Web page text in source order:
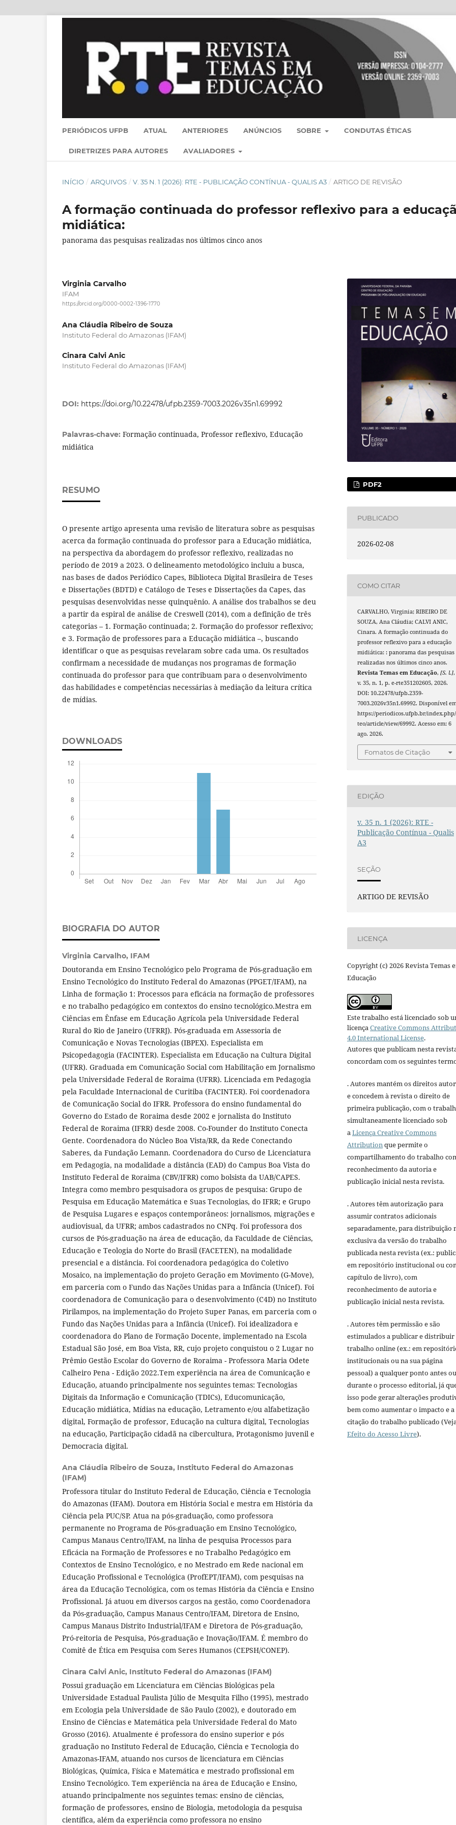
PERIÓDICOS UFPB ATUAL ANTERIORES ANÚNCIOS SOBRE CONDUTAS ÉTICAS
DIRETRIZES PARA AUTORES AVALIADORES
INÍCIO / ARQUIVOS / V. 35 N. 1 (2026): RTE - PUBLICAÇÃO CONTÍNUA - QUALIS A3 / ARTIGO DE REVISÃO
A formação continuada do professor reflexivo para a
midiática:
panorama das pesquisas realizadas nos últimos cinco anos
Virginia Carvalho
IFAM
https://orcid.org/0000-0002-1396-1770
Ana Cláudia Ribeiro de Souza
Instituto Federal do Amazonas (IFAM)
Cinara Calvi Anic
Instituto Federal do Amazonas (IFAM)
DOI: https://doi.org/10.22478/ufpb.2359-7003.2026v35n1.69992
Palavras-chave: Formação continuada, Professor reflexivo, Educação
midiática
RESUMO
O presente artigo apresenta uma revisão de literatura sobre as pesquisas
acerca da formação continuada do professor para a Educação midiática,
na perspectiva da abordagem do professor reflexivo, realizadas no
período de 2019 a 2023. O delineamento metodológico incluiu a busca,
nas bases de dados Periódico Capes, Biblioteca Digital Brasileira de Teses
e Dissertações (BDTD) e Catálogo de Teses e Dissertações da Capes, das
pesquisas desenvolvidas nesse quinquênio. A análise dos trabalhos se deu
a partir da espiral de análise de Creswell (2014), com a definição de três
categorias – 1. Formação continuada; 2. Formação do professor reflexivo;
e 3. Formação de professores para a Educação midiática –, buscando
identificar o que as pesquisas revelaram sobre cada uma. Os resultados
confirmam a necessidade de mudanças nos programas de formação
continuada do professor para que contribuam para o desenvolvimento
das habilidades e competências necessárias à mediação da leitura crítica
de mídias.
DOWNLOADS
BIOGRAFIA DO AUTOR
Virginia Carvalho, IFAM
Doutoranda em Ensino Tecnológico pelo Programa de Pós-graduação em
Ensino Tecnológico do Instituto Federal do Amazonas (PPGET/IFAM), na
Linha de formação 1: Processos para eficácia na formação de professores
e no trabalho pedagógico em contextos do ensino tecnológico.Mestra em
Ciências em Ênfase em Educação Agrícola pela Universidade Federal
Rural do Rio de Janeiro (UFRRJ). Pós-graduada em Assessoria de
Comunicação e Novas Tecnologias (IBPEX). Especialista em
Psicopedagogia (FACINTER). Especialista em Educação na Cultura Digital
(UFRR). Graduada em Comunicação Social com Habilitação em Jornalismo
pela Universidade Federal de Roraima (UFRR). Licenciada em Pedagogia
pela Faculdade Internacional de Curitiba (FACINTER). Foi coordenadora
de Comunicação Social do IFRR. Professora do ensino fundamental do
Governo do Estado de Roraima desde 2002 e jornalista do Instituto
Federal de Roraima (IFRR) desde 2008. Co-Founder do Instituto Conecta
Gente. Coordenadora do Núcleo Boa Vista/RR, da Rede Conectando
Saberes, da Fundação Lemann. Coordenadora do Curso de Licenciatura
em Pedagogia, na modalidade a distância (EAD) do Campus Boa Vista do
Instituto Federal de Roraima (CBV/IFRR) como bolsista da UAB/CAPES.
Integra como membro pesquisadora os grupos de pesquisa: Grupo de
Pesquisa em Educação Matemática e Suas Tecnologias, do IFRR; e Grupo
de Pesquisa Lugares e espaços contemporâneos: jornalismos, migrações e
audiovisual, da UFRR; ambos cadastrados no CNPq. Foi professora dos
cursos de Pós-graduação na área de educação, da Faculdade de Ciências,
Educação e Teologia do Norte do Brasil (FACETEN), na modalidade
presencial e a distância. Foi coordenadora pedagógica do Coletivo
Mosaico, na implementação do projeto Geração em Movimento (G-Move),
em parceria com o Fundo das Nações Unidas para a Infância (Unicef). Foi
coordenadora de Comunicação para o desenvolvimento (C4D) no Instituto
Pirilampos, na implementação do Projeto Super Panas, em parceria com o
Fundo das Nações Unidas para a Infância (Unicef). Foi idealizadora e
coordenadora do Plano de Formação Docente, implementado na Escola
Estadual São José, em Boa Vista, RR, cujo projeto conquistou o 2 Lugar no
Prêmio Gestão Escolar do Governo de Roraima - Professora Maria Odete
Calheiro Pena - Edição 2022.Tem experiência na área de Comunicação e
Educação, atuando principalmente nos seguintes temas: Tecnologias
Digitais da Informação e Comunicação (TDICs), Educomunicação,
Educação midiática, Mídias na educação, Letramento e/ou alfabetização
digital, Formação de professor, Educação na cultura digital, Tecnologias
na educação, Participação cidadã na cibercultura, Protagonismo juvenil e
Democracia digital.
Ana Cláudia Ribeiro de Souza, Instituto Federal do Amazonas
(IFAM)
Professora titular do Instituto Federal de Educação, Ciência e Tecnologia
do Amazonas (IFAM). Doutora em História Social e mestra em História da
Ciência pela PUC/SP. Atua na pós-graduação, como professora
permanente no Programa de Pós-graduação em Ensino Tecnológico,
Campus Manaus Centro/IFAM, na linha de pesquisa Processos para
Eficácia na Formação de Professores e no Trabalho Pedagógico em
Contextos de Ensino Tecnológico, e no Mestrado em Rede nacional em
Educação Profissional e Tecnológica (ProfEPT/IFAM), com pesquisas na
área da Educação Tecnológica, com os temas História da Ciência e Ensino
Profissional. Já atuou em diversos cargos na gestão, como Coordenadora
da Pós-graduação, Campus Manaus Centro/IFAM, Diretora de Ensino,
Campus Manaus Distrito Industrial/IFAM e Diretora de Pós-graduação,
Pró-reitoria de Pesquisa, Pós-graduação e Inovação/IFAM. É membro do
Comitê de Ética em Pesquisa com Seres Humanos (CEPSH/CONEP).
Cinara Calvi Anic, Instituto Federal do Amazonas (IFAM)
Possui graduação em Licenciatura em Ciências Biológicas pela
Universidade Estadual Paulista Júlio de Mesquita Filho (1995), mestrado
em Ecologia pela Universidade de São Paulo (2002), e doutorado em
Ensino de Ciências e Matemática pela Universidade Federal do Mato
Grosso (2016). Atualmente é professora do ensino superior e pós
graduação no Instituto Federal de Educação, Ciência e Tecnologia do
Amazonas-IFAM, atuando nos cursos de licenciatura em Ciências
Biológicas, Química, Física e Matemática e mestrado profissional em
Ensino Tecnológico. Tem experiência na área de Educação e Ensino,
atuando principalmente nos seguintes temas: ensino de ciências,
formação de professores, ensino de Biologia, metodologia da pesquisa
científica, além da experiência como professora no ensino
PDF2
PUBLICADO
2026-02-08
COMO CITAR
CARVALHO, Virginia; RIBEIRO DE
SOUZA, Ana Cláudia; CALVI ANIC,
Cinara. A formação continuada do
professor reflexivo para a educação
midiática: : panorama das pesquisas
realizadas nos últimos cinco anos.
Revista Temas em Educação,[S. l.],
v. 35, n. 1, p. e-rte351202605, 2026.
DOI: 10.22478/ufpb.2359-
7003.2026v35n1.69992. Disponível
https://periodicos.ufpb.br/
teo/article/view/69992. Acesso em: 6
ago. 2026.
Fomatos de Citação
EDIÇÃO
v. 35 n. 1 (2026): RTE -
Publicação Contínua - Qualis
A3
SEÇÃO
ARTIGO DE REVISÃO
LICENÇA
Copyright (c) 2026 Revista Temas
Educação
Este trabalho está licenciado sob
licençaCreative Commons
4.0 International License.
Autores que publicam nesta
concordam com os seguintes
. Autores mantém os direitos
e concedem à revista o direito de
primeira publicação, com o
simultaneamente licenciado sob
aLicença Creative Commons
Attributionque permite o
compartilhamento do trabalho
reconhecimento da autoria e
publicação inicial nesta revista.
. Autores têm autorização para
assumir contratos adicionais
separadamente, para distribuição
exclusiva da versão do trabalho
publicada nesta revista (ex.:
em repositório institucional ou
capítulo de livro), com
reconhecimento de autoria e
publicação inicial nesta revista.
. Autores têm permissão e são
estimulados a publicar e distribuir
trabalho online (ex.: em
institucionais ou na sua página
pessoal) a qualquer ponto antes ou
durante o processo editorial, já
isso pode gerar alterações
bem como aumentar o impacto e a
citação do trabalho publicado
Efeito do Acesso Livre).